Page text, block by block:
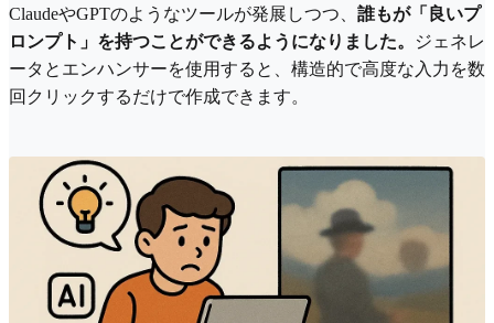
ClaudeやGPTのようなツールが発展しつつ、 誰もが「良いプ
ロンプト」を持つことができるようになりました。
ジェネレ
ータとエンハンサーを使用すると、構造的で高度な入力を数
回クリックするだけで作成できます。